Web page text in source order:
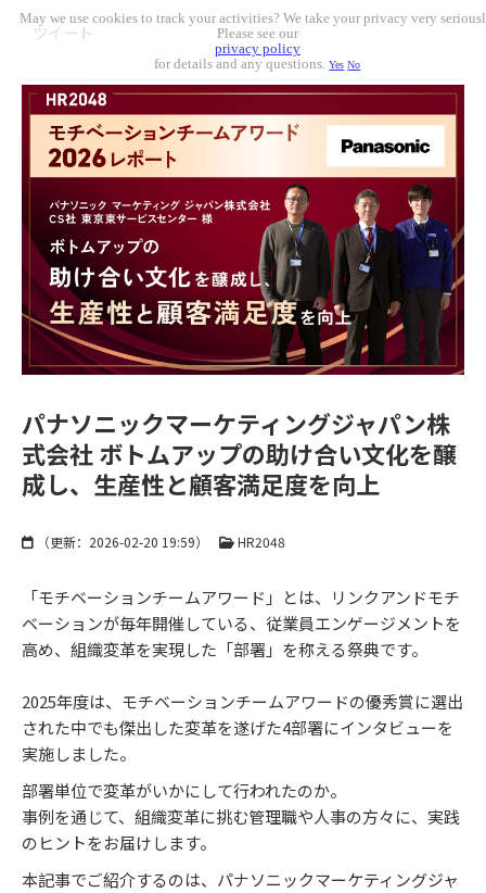
ツイート
パナソニックマーケティングジャパン株
式会社 ボトムアップの助け合い文化を醸
成し、生産性と顧客満足度を向上
（更新： 2026-02-20 19:59） HR2048
「モチベーションチームアワード」とは、リンクアンドモチ
ベーションが毎年開催している、従業員エンゲージメントを
高め、組織変革を実現した「部署」を称える祭典です。
2025年度は、モチベーションチームアワードの優秀賞に選出
された中でも傑出した変革を遂げた4部署にインタビューを
実施しました。
部署単位で変革がいかにして行われたのか。
事例を通じて、組織変革に挑む管理職や人事の方々に、実践
のヒントをお届けします。
本記事でご紹介するのは、パナソニックマーケティングジャ
May we use cookies to track your activities? We take your privacy very
Please see our
privacy policy
for details and any questions.Yes No